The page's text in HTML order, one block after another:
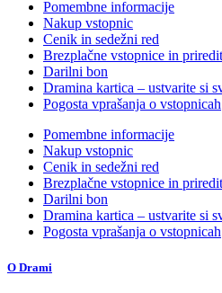
Pomembne informacije
Nakup vstopnic
Cenik in sedežni red
Brezplačne vstopnice in
Darilni bon
Dramina kartica – ustvarite si
Pogosta vprašanja o vstopnicah
Pomembne informacije
Nakup vstopnic
Cenik in sedežni red
Brezplačne vstopnice in
Darilni bon
Dramina kartica – ustvarite si
Pogosta vprašanja o vstopnicah
O Drami